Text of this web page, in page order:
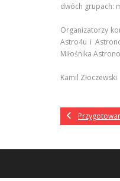
dwóch grupach:
Organizatorzy
Astro4u i
Miłośnika
Kamil Złoczewski